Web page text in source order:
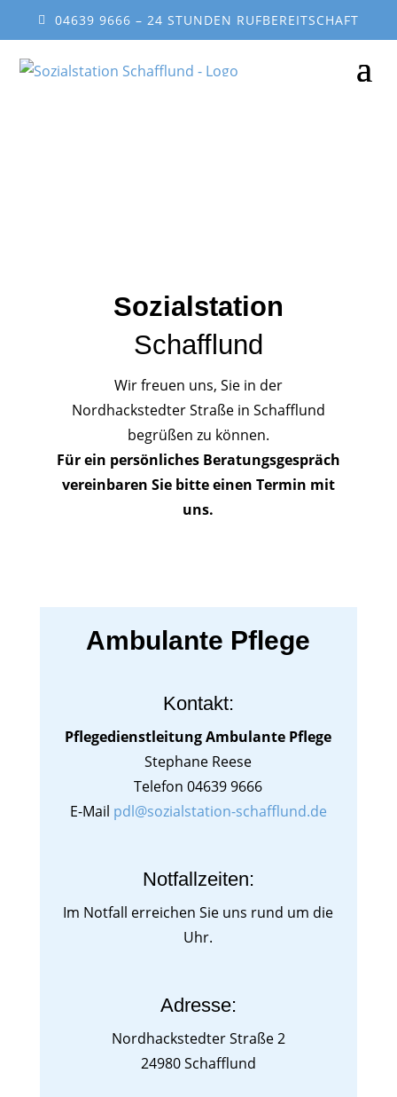
04639 9666 – 24 STUNDEN RUFBEREITSCHAFT
Sozialstation
Schafflund
Wir freuen uns, Sie in der
Nordhackstedter Straße in Schafflund
begrüßen zu können.
Für ein persönliches Beratungsgespräch
vereinbaren Sie bitte einen Termin mit
uns.
Ambulante Pflege
Kontakt:
Pflegedienstleitung Ambulante Pflege
Stephane Reese
Telefon 04639 9666
E-Mail pdl@sozialstation-schafflund.de
Notfallzeiten:
Im Notfall erreichen Sie uns rund um die
Uhr.
Adresse:
Nordhackstedter Straße 2
24980 Schafflund